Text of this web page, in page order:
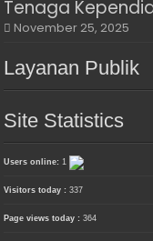
Tenaga
November 25, 2025
Layanan Publik
Site Statistics
Users online:1
Visitors today :337
Page views today :364